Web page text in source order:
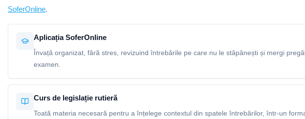
SoferOnline.
Aplicația SoferOnline
Învață organizat, fără stres, revizuind întrebările pe care nu le stăpânești și mergi
examen.
Curs de legislație rutieră
Toată materia necesară pentru a înțelege contextul din spatele întrebărilor, într-un